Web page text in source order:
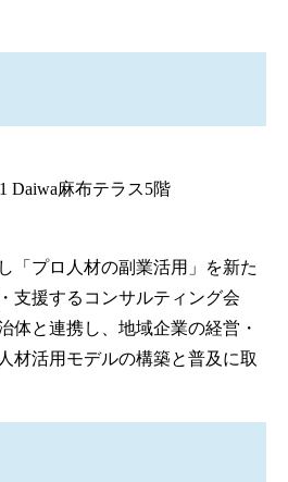
Daiwa麻布テラス5階
「プロ人材の副業活用」を新た
支援するコンサルティング会
体と連携し、地域企業の経営・
材活用モデルの構築と普及に取